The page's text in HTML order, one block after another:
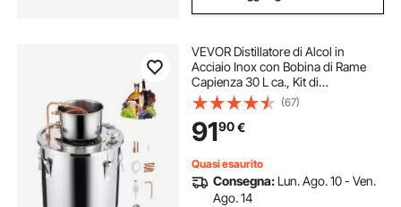
VEVOR Distillatore di Alcol in
Acciaio Inox con Bobina di Rame
Capienza 30 L ca., Kit di
Fermentazione Raffinazione per
Birra Fatta in Casa con
Termometro, Distillatore per Vino
Whisky, Grappa
(67)
9190€
Quasi esaurito
Consegna: Lun. Ago. 10 - Ven.
Ago. 14